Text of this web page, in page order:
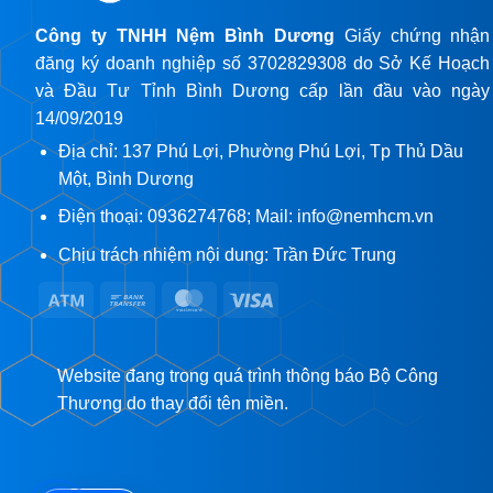
Công ty TNHH Nệm Bình Dương Giấy chứng nhận
đăng ký doanh nghiệp số 3702829308 do Sở Kế Hoạch
và Đầu Tư Tỉnh Bình Dương cấp lần đầu vào ngày
14/09/2019
Địa chỉ: 137 Phú Lợi, Phường Phú Lợi, Tp Thủ Dầu
Một, Bình Dương
Điện thoại: 0936274768; Mail: info@nemhcm.vn
Chịu trách nhiệm nội dung: Trần Đức Trung
Atm
Bank
MasterCard
Website đang trong quá trình thông báo Bộ Công
Thương do thay đổi tên miền.